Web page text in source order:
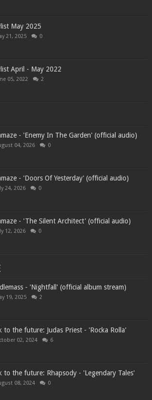
May 2025
21, 2025 0
April - May 2022
05, 2022 2
- 'Enemy In The Garden' (official audio)
04, 2026 0
- 'Doors Of Yesterday' (official audio)
24, 2026 0
- 'The Silent Architect' (official audio)
12, 2026 0
- 'Nightfall' (official album stream)
19, 2025 2
to the future: Judas Priest - 'Rocka Rolla'
02, 2024 6
to the future: Rhapsody - 'Legendary Tales'
08, 2024 0